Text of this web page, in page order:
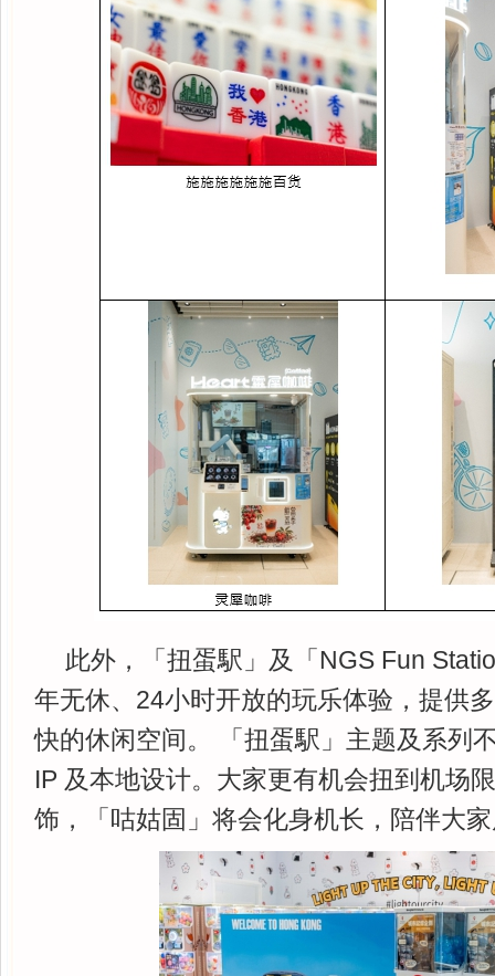
此外，「扭蛋駅」及「NGS Fun
年无休、24小时开放的玩乐体验，提供
快的休闲空间。 「扭蛋駅」主题及系列
IP 及本地设计。大家更有机会扭到机场
饰，「咕姑固」将会化身机长，陪伴大